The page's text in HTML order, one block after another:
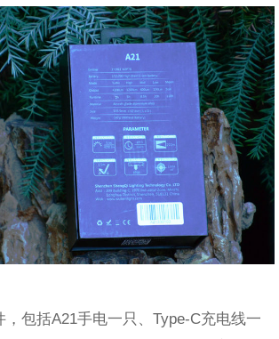
包括A21手电一只、Type-C充电线一